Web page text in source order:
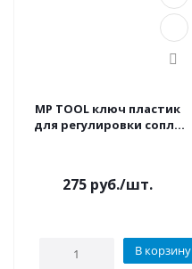
MP TOOL ключ пластик
для регулировки сопла
275 руб./шт.
В корзину